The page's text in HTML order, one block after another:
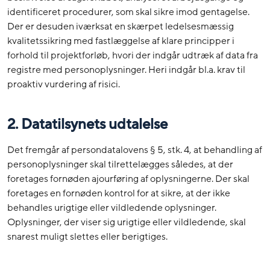
identificeret procedurer, som skal sikre imod gentagelse.
Der er desuden iværksat en skærpet ledelsesmæssig
kvalitetssikring med fastlæggelse af klare principper i
forhold til projektforløb, hvori der indgår udtræk af data fra
registre med personoplysninger. Heri indgår bl.a. krav til
proaktiv vurdering af risici.
2. Datatilsynets udtalelse
Det fremgår af persondatalovens § 5, stk. 4, at behandling af
personoplysninger skal tilrettelægges således, at der
foretages fornøden ajourføring af oplysningerne. Der skal
foretages en fornøden kontrol for at sikre, at der ikke
behandles urigtige eller vildledende oplysninger.
Oplysninger, der viser sig urigtige eller vildledende, skal
snarest muligt slettes eller berigtiges.